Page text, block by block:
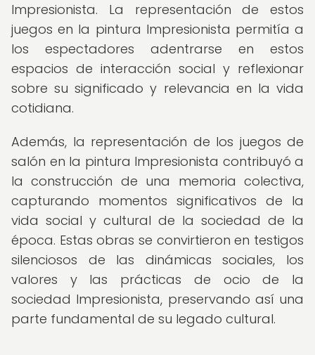
Impresionista. La representación de estos
juegos en la pintura Impresionista permitía a
los espectadores adentrarse en estos
espacios de interacción social y reflexionar
sobre su significado y relevancia en la vida
cotidiana.
Además, la representación de los juegos de
salón en la pintura Impresionista contribuyó a
la construcción de una memoria colectiva,
capturando momentos significativos de la
vida social y cultural de la sociedad de la
época. Estas obras se convirtieron en testigos
silenciosos de las dinámicas sociales, los
valores y las prácticas de ocio de la
sociedad Impresionista, preservando así una
parte fundamental de su legado cultural.